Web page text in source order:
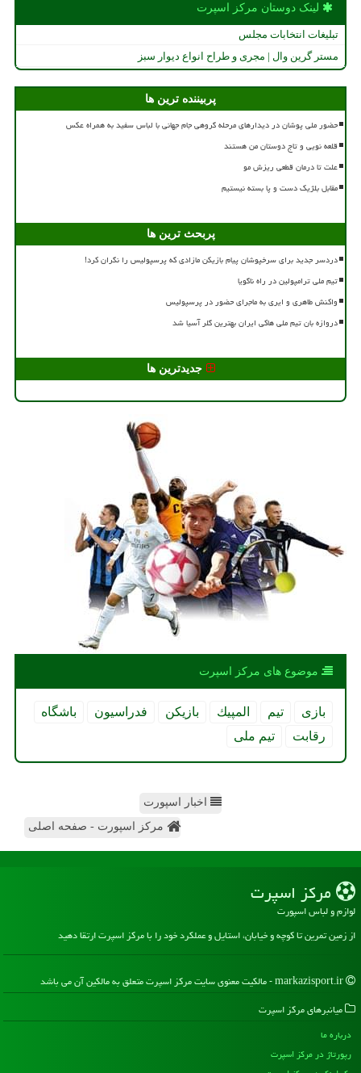
لینک دوستان مركز اسپرت
تبلیغات انتخابات مجلس
مستر گرین وال | مجری و طراح انواع دیوار سبز
پربیننده ترین ها
حضور ملی پوشان در دیدارهای مرحله گروهی جام جهانی با لباس سفید به همراه عکس
قلعه نویی و تاج دوستان من هستند
علت تا درمان قطعی ریزش مو
مقابل بلژیک دست و پا بسته نیستیم
پربحث ترین ها
دردسر جدید برای سرخپوشان پیام بازیکن مازادی که پرسپولیس را نگران کرد!
تیم ملی ترامپولین در راه ناگویا
واکنش طاهری و ایری به ماجرای حضور در پرسپولیس
دروازه بان تیم ملی هاکی ایران بهترین گلر آسیا شد
جدیدترین ها
موضوع های مركز اسپرت
بازی تیم المپیك بازیكن فدراسیون
باشگاه
رقابت
تیم ملی
اخبار اسپورت
مرکز اسپورت - صفحه اصلی
مركز اسپرت
لوازم و لباس اسپورت
از زمین تمرین تا کوچه و خیابان، استایل و عملکرد خود را با مرکز اسپرت ارتقا دهید
میانبرهای مركز اسپرت
درباره ما
رپورتاژ در مركز اسپرت